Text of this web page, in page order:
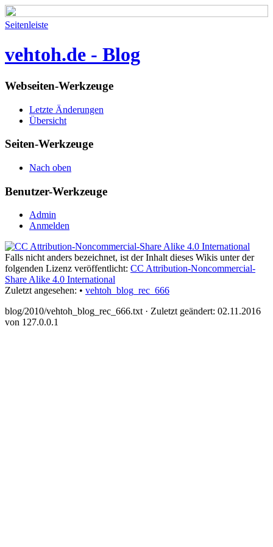
Seitenleiste
vehtoh.de - Blog
Webseiten-Werkzeuge
Letzte Änderungen
Übersicht
Seiten-Werkzeuge
Nach oben
Benutzer-Werkzeuge
Admin
Anmelden
Falls nicht anders bezeichnet, ist der Inhalt dieses Wikis unter der
folgenden Lizenz veröffentlicht: CC Attribution-Noncommercial-
Share Alike 4.0 International
Zuletzt angesehen: • vehtoh_blog_rec_666
blog/2010/vehtoh_blog_rec_666.txt· Zuletzt geändert: 02.11.2016
von 127.0.0.1